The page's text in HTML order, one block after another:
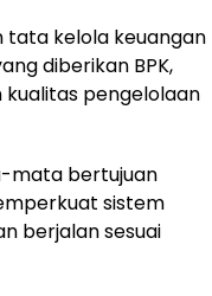
tata kelola keuangan
diberikan BPK,
pengelolaan
mata bertujuan
sistem
berjalan sesuai